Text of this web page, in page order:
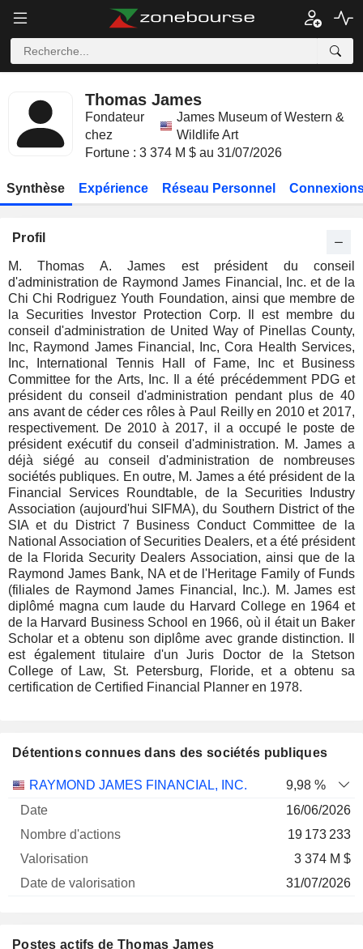
Thomas James
Fondateur
chez
James Museum of Western &
Wildlife Art
Fortune : 3 374 M $ au 31/07/2026
Synthèse Expérience Réseau Personnel
Profil
M. Thomas A. James est président du conseil
d'administration de Raymond James Financial, Inc. et de la
Chi Chi Rodriguez Youth Foundation, ainsi que membre de
la Securities Investor Protection Corp. Il est membre du
conseil d'administration de United Way of Pinellas County,
Inc, Raymond James Financial, Inc, Cora Health Services,
Inc, International Tennis Hall of Fame, Inc et Business
Committee for the Arts, Inc. Il a été précédemment PDG et
président du conseil d'administration pendant plus de 40
ans avant de céder ces rôles à Paul Reilly en 2010 et 2017,
respectivement. De 2010 à 2017, il a occupé le poste de
président exécutif du conseil d'administration. M. James a
déjà siégé au conseil d'administration de nombreuses
sociétés publiques. En outre, M. James a été président de la
Financial Services Roundtable, de la Securities Industry
Association (aujourd'hui SIFMA), du Southern District of the
SIA et du District 7 Business Conduct Committee de la
National Association of Securities Dealers, et a été président
de la Florida Security Dealers Association, ainsi que de la
Raymond James Bank, NA et de l'Heritage Family of Funds
(filiales de Raymond James Financial, Inc.). M. James est
diplômé magna cum laude du Harvard College en 1964 et
de la Harvard Business School en 1966, où il était un Baker
Scholar et a obtenu son diplôme avec grande distinction. Il
est également titulaire d'un Juris Doctor de la Stetson
College of Law, St. Petersburg, Floride, et a obtenu sa
certification de Certified Financial Planner en 1978.
Détentions connues dans des sociétés publiques
Nombre
Date de
RAYMOND JAMES FINANCIAL, INC.
9,98 %
16/06/2026
19 173 233
3 374 M $
31/07/2026
Postes actifs de Thomas James